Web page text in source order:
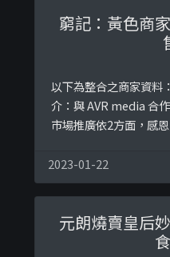
窮記：黃色商
以下為整合之商家資料
介：與 AVR media 合
市場推廣依2方面，感
貼文：
https://
op/posts/
book.com/poor.b ...
2023-01-22
元朗燒賣皇后